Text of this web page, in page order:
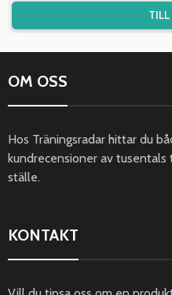
OM OSS
Hos Träningsradar hittar du
kundrecensioner av
ställe.
KONTAKT